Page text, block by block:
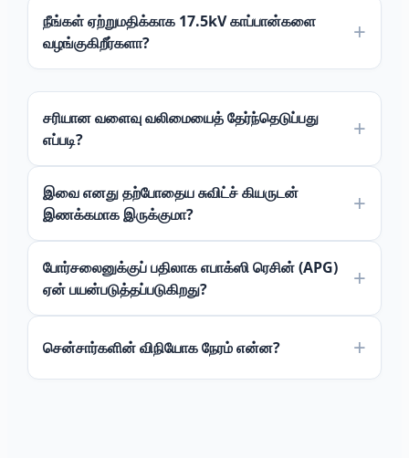
நீங்கள் ஏற்றுமதிக்காக 17.5kV காப்பான்களை
வழங்குகிறீர்களா?
சரியான வளைவு வலிமையைத் தேர்ந்தெடுப்பது
எப்படி?
இவை எனது தற்போதைய சுவிட்ச் கியருடன்
இணக்கமாக இருக்குமா?
போர்சலைனுக்குப் பதிலாக எபாக்ஸி ரெசின் (APG)
ஏன் பயன்படுத்தப்படுகிறது?
சென்சார்களின் விநியோக நேரம் என்ன?
العربية
Español
Português do Brasil